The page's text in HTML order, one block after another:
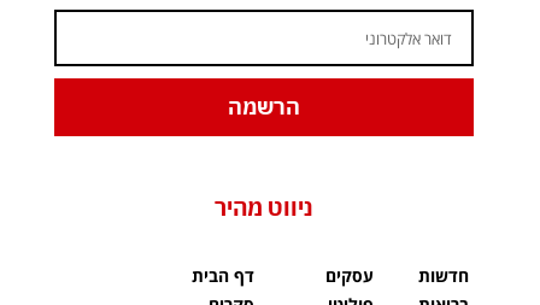
הרשמה
ניווט מהיר
חדשות
עסקים
דף הבית